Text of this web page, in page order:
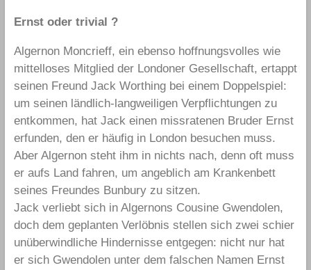
Ernst oder trivial ?
Algernon Moncrieff, ein ebenso hoffnungsvolles wie
mittelloses Mitglied der Londoner Gesellschaft, ertappt
seinen Freund Jack Worthing bei einem Doppelspiel:
um seinen ländlich-langweiligen Verpflichtungen zu
entkommen, hat Jack einen missratenen Bruder Ernst
erfunden, den er häufig in London besuchen muss.
Aber Algernon steht ihm in nichts nach, denn oft muss
er aufs Land fahren, um angeblich am Krankenbett
seines Freundes Bunbury zu sitzen.
Jack verliebt sich in Algernons Cousine Gwendolen,
doch dem geplanten Verlöbnis stellen sich zwei schier
unüberwindliche Hindernisse entgegen: nicht nur hat
er sich Gwendolen unter dem falschen Namen Ernst